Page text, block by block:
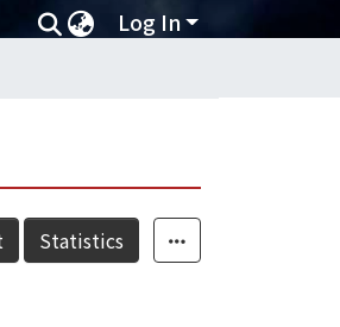
Log In
Statistics